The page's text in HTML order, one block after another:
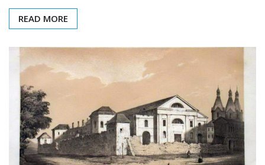
READ MORE